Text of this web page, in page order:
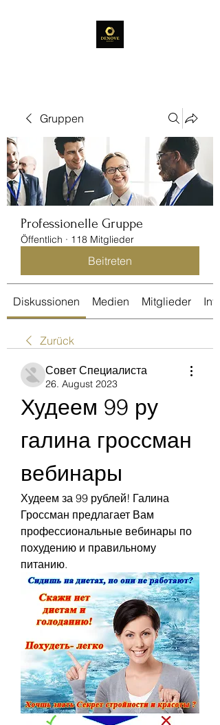
Gruppen
Professionelle Gruppe
Öffentlich · 118 Mitglieder
Beitreten
Diskussionen Medien Mitglieder Info
Zurück
Совет Специалиста
26. August 2023
Худеем 99 ру
галина гроссман
вебинары
Худеем за 99 рублей! Галина
Гроссман предлагает Вам
профессиональные вебинары по
похудению и правильному
питанию.